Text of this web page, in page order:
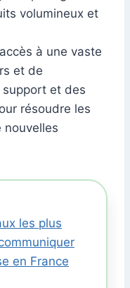
volumineux et
à une vaste
et de
et des
résoudre les
nouvelles
les plus
en France